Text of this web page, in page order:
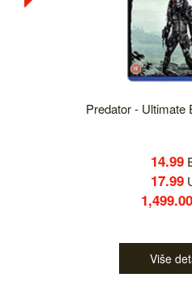
Predator - Ultimate
14.99
17.99
1,499.00
Više